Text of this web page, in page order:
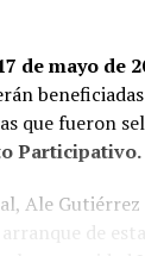
de mayo de
que fueron
Participativo.
Ale Gutiérrez
de